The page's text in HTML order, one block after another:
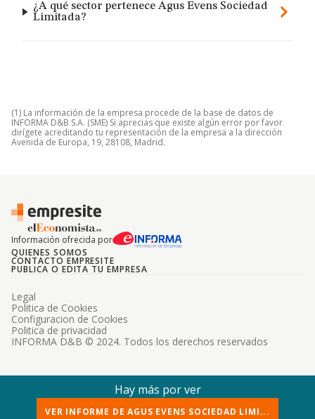
¿A qué sector pertenece Agus Evens Sociedad
Limitada?
(1) La información de la empresa procede de la base de datos de
INFORMA D&B S.A. (SME) Si aprecias que existe algún error por favor
dirígete acreditando tu representación de la empresa a la dirección
Avenida de Europa, 19, 28108, Madrid.
Información ofrecida por
QUIENES SOMOS
CONTACTO EMPRESITE
PUBLICA O EDITA TU EMPRESA
INFORMA D&B © 2024. Todos los derechos reservados
Legal
Politica de Cookies
Configuracion de Cookies
Politica de privacidad
Hay más por ver
VER INFORME DE AGUS EVENS SOCIEDAD LIMI...